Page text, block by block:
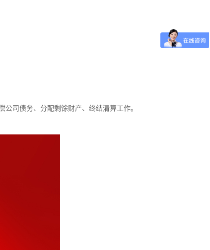
司债务、分配剩馀财产、终结清算工作。